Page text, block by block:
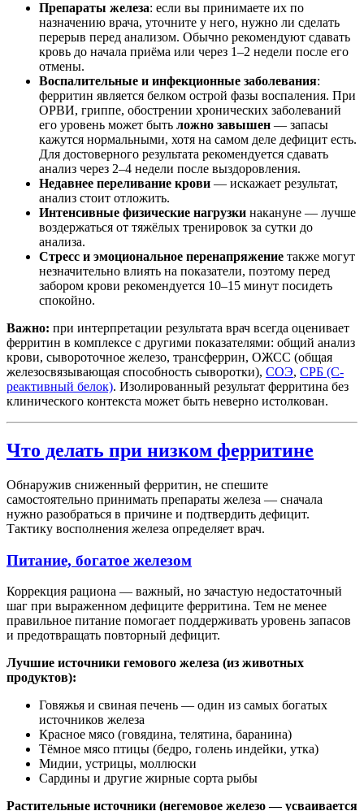
Препараты железа: если вы принимаете их по
назначению врача, уточните у него, нужно ли сделать
перерыв перед анализом. Обычно рекомендуют сдавать
кровь до начала приёма или через 1–2 недели после его
отмены.
Воспалительные и инфекционные заболевания:
ферритин является белком острой фазы воспаления. При
ОРВИ, гриппе, обострении хронических заболеваний
его уровень может быть ложно завышен — запасы
кажутся нормальными, хотя на самом деле дефицит есть.
Для достоверного результата рекомендуется сдавать
анализ через 2–4 недели после выздоровления.
Недавнее переливание крови — искажает результат,
анализ стоит отложить.
Интенсивные физические нагрузки накануне — лучше
воздержаться от тяжёлых тренировок за сутки до
анализа.
Стресс и эмоциональное перенапряжение также могут
незначительно влиять на показатели, поэтому перед
забором крови рекомендуется 10–15 минут посидеть
спокойно.
Важно: при интерпретации результата врач всегда оценивает
ферритин в комплексе с другими показателями: общий анализ
крови, сывороточное железо, трансферрин, ОЖСС (общая
железосвязывающая способность сыворотки), СОЭ, СРБ (С-
реактивный белок). Изолированный результат ферритина без
клинического контекста может быть неверно истолкован.
Что делать при низком ферритине
Обнаружив сниженный ферритин, не спешите
самостоятельно принимать препараты железа — сначала
нужно разобраться в причине и подтвердить дефицит.
Тактику восполнения железа определяет врач.
Питание, богатое железом
Коррекция рациона — важный, но зачастую недостаточный
шаг при выраженном дефиците ферритина. Тем не менее
правильное питание помогает поддерживать уровень запасов
и предотвращать повторный дефицит.
Лучшие источники гемового железа (из животных
продуктов):
Говяжья и свиная печень — один из самых богатых
источников железа
Красное мясо (говядина, телятина, баранина)
Тёмное мясо птицы (бедро, голень индейки, утка)
Мидии, устрицы, моллюски
Сардины и другие жирные сорта рыбы
Растительные источники (негемовое железо — усваивается